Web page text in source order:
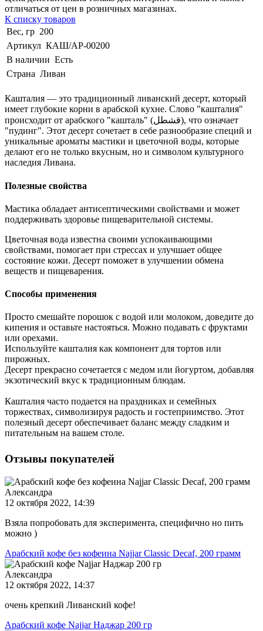
отличаться от цен в розничных магазинах.
К списку товаров
Вес, гр 200
Артикул КАШ/АР-00200
В наличии Есть
Страна Ливан
Кашталия — это традиционный ливанский десерт, который
имеет глубокие корни в арабской кухне. Слово "кашталия"
происходит от арабского "кашталь" (قشطل), что означает
"пудинг". Этот десерт сочетает в себе разнообразие специй и
уникальные ароматы мастики и цветочной воды, которые
делают его не только вкусным, но и символом культурного
наследия Ливана.
Полезные свойства
Мастика обладает антисептическими свойствами и может
поддерживать здоровье пищеварительной системы.
Цветочная вода известна своими успокаивающими
свойствами, помогает при стрессах и улучшает общее
состояние кожи. Десерт поможет в улучшении обмена
веществ и пищеварения.
Способы применения
Просто смешайте порошок с водой или молоком, доведите до
кипения и оставьте настояться. Можно подавать с фруктами
или орехами.
Используйте кашталия как компонент для тортов или
пирожных.
Десерт прекрасно сочетается с медом или йогуртом, добавляя
экзотический вкус к традиционным блюдам.
Кашталия часто подается на праздниках и семейных
торжествах, символизируя радость и гостеприимство. Этот
полезный десерт обеспечивает баланс между сладким и
питательным на вашем столе.
Отзывы покупателей
Александра
12 октября 2022, 14:39
Взяла попробовать для эксперимента, специфично но пить
можно )
Арабский кофе без кофеина Najjar Classic Decaf, 200 грамм
Александра
12 октября 2022, 14:37
очень крепкий Ливанский кофе!
Арабский кофе Najjar Наджар 200 гр